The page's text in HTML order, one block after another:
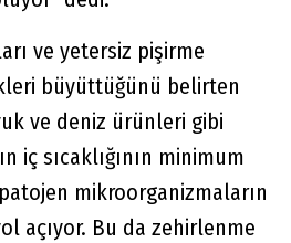
ve yetersiz pişirme
büyüttüğünü belirten
ve deniz ürünleri gibi
iç sıcaklığının minimum
patojen mikroorganizmaların
açıyor. Bu da zehirlenme